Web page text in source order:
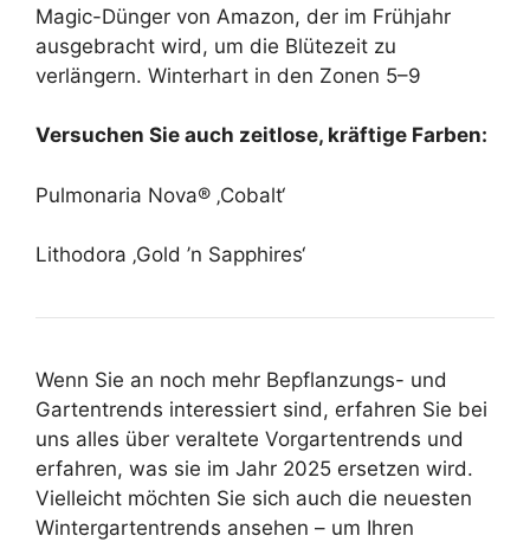
Magic-Dünger von Amazon, der im Frühjahr
ausgebracht wird, um die Blütezeit zu
verlängern. Winterhart in den Zonen 5–9
Versuchen Sie auch zeitlose, kräftige Farben:
Pulmonaria Nova® ‚Cobalt‘
Lithodora ‚Gold ’n Sapphires‘
Wenn Sie an noch mehr Bepflanzungs- und
Gartentrends interessiert sind, erfahren Sie bei
uns alles über veraltete Vorgartentrends und
erfahren, was sie im Jahr 2025 ersetzen wird.
Vielleicht möchten Sie sich auch die neuesten
Wintergartentrends ansehen – um Ihren